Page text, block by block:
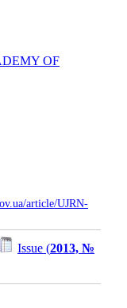
OF
article/UJRN-
Issue (2013, №